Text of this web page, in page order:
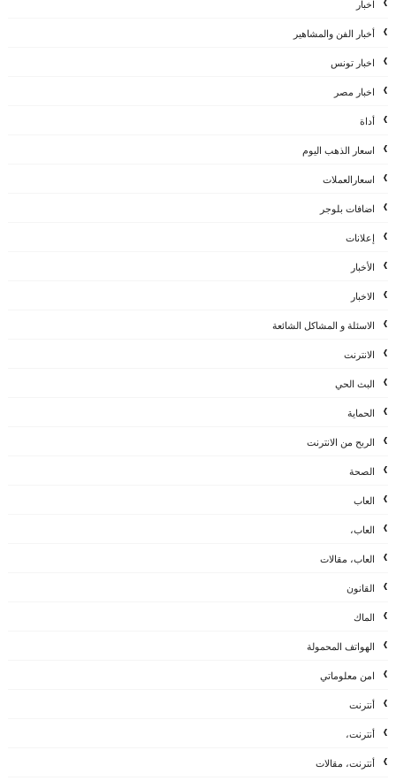
اخبار
أخبار الفن والمشاهير
اخبار تونس
اخبار مصر
أداة
اسعار الذهب اليوم
اسعارالعملات
اضافات بلوجر
إعلانات
الأخبار
الاخبار
الاسئلة و المشاكل الشائعة
الانترنت
البث الحي
الحماية
الربح من الانترنت
الصحة
العاب
العاب،
العاب، مقالات
القانون
الماك
الهواتف المحمولة
امن معلوماتي
أنترنت
أنترنت،
أنترنت، مقالات